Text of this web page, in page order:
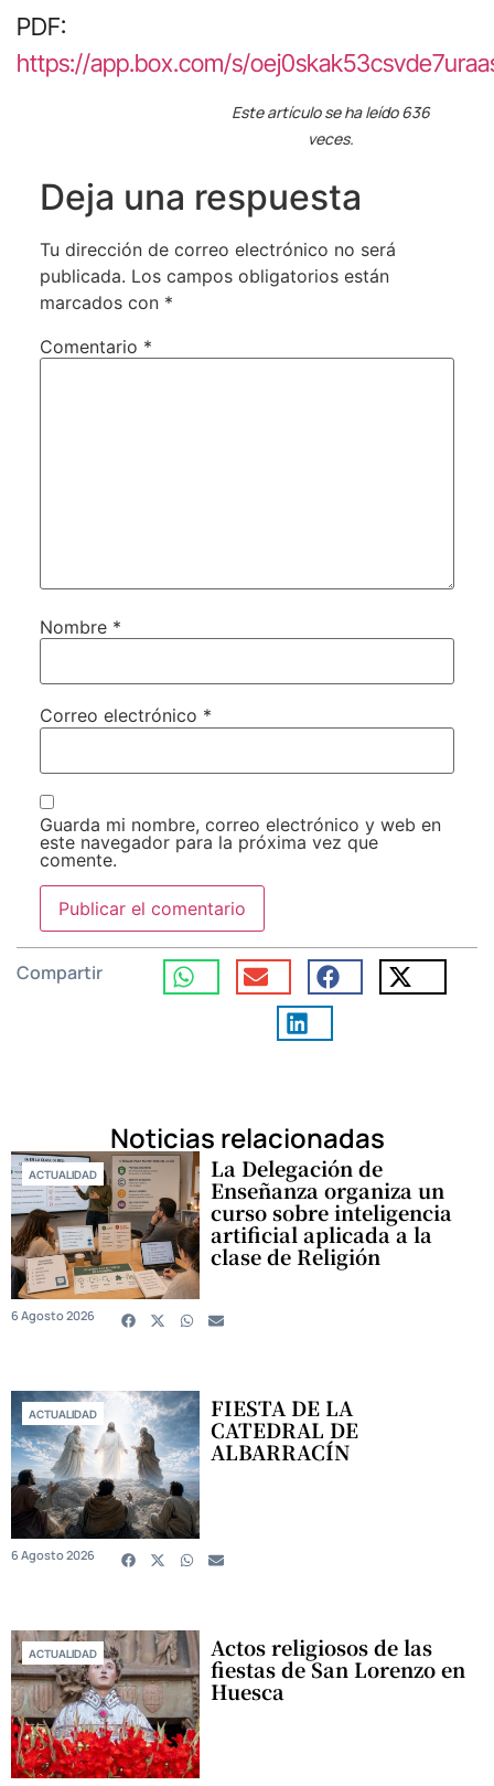
PDF:
https://app.box.com/s/
Este artículo se ha leído 636
veces.
Deja una respuesta
Tu dirección de correo electrónico no será
publicada. Los campos obligatorios están
marcados con *
Comentario *
Nombre *
Correo electrónico *
Guarda mi nombre, correo electrónico y web en
este navegador para la próxima vez que
comente.
Compartir
Noticias relacionadas
ACTUALIDAD La Delegación de
Enseñanza organiza un
curso sobre inteligencia
artificial aplicada a la
clase de Religión
6 Agosto 2026
ACTUALIDAD FIESTA DE LA
CATEDRAL DE
ALBARRACÍN
6 Agosto 2026
ACTUALIDAD Actos religiosos de las
fiestas de San Lorenzo en
Huesca